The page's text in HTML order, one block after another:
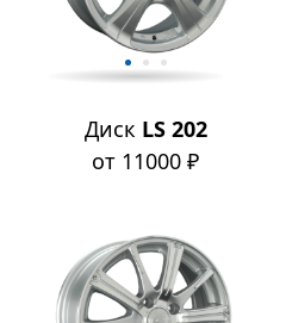
Диск LS 202
от 11000 ₽